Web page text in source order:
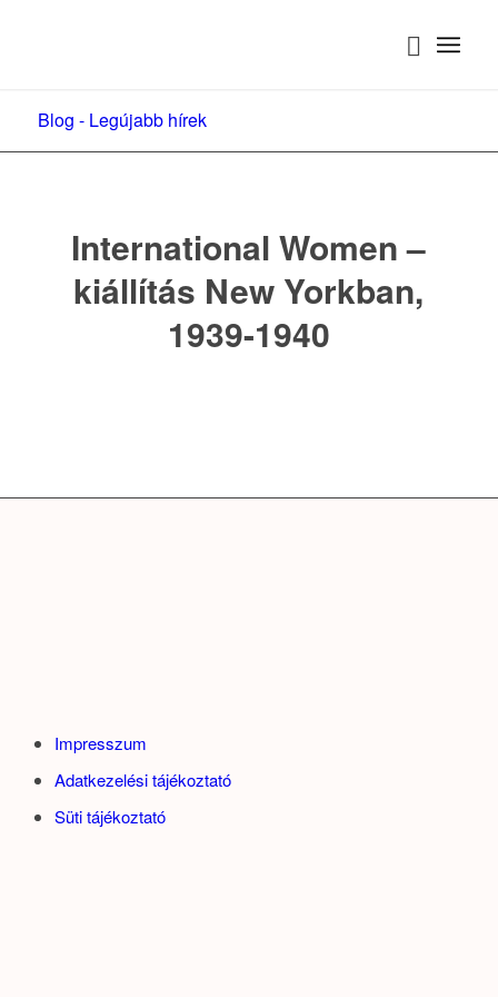
Blog - Legújabb hírek
International Women –
kiállítás New Yorkban,
1939-1940
Impresszum
Adatkezelési tájékoztató
Süti tájékoztató